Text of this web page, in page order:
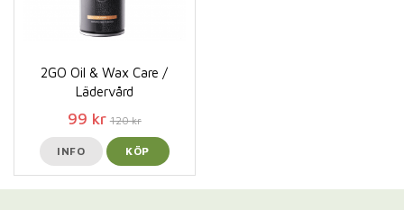
2GO Oil & Wax Care /
Lädervård
99 kr 120 kr
INFO KÖP